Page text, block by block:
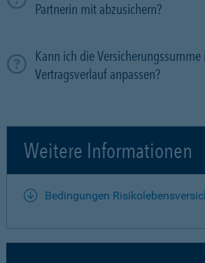
Partnerin mit ab­zu­sichern?
Kann ich die Versicherungssumme
Vertragsverlauf anpassen?
Weitere Informationen
Bedingungen